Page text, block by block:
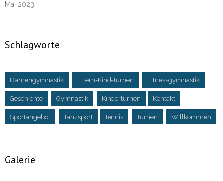
Mai 2023
Schlagworte
Damengymnastik Eltern-Kind-Turnen Fitnessgymnastik
Geschichte Gymnastik Kinderturnen Kontakt
Sportangebot Tanzsport Tennis Turnen Willkommen
Galerie